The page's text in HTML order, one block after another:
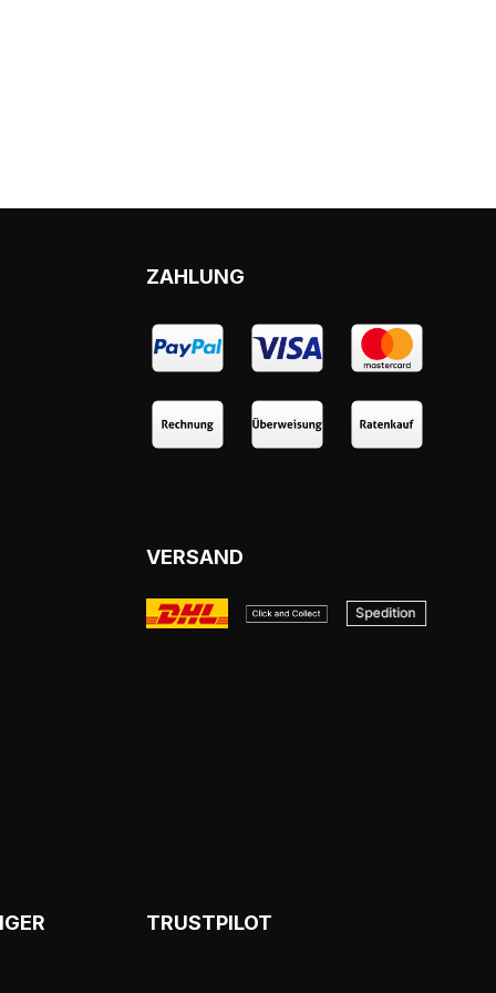
ZAHLUNG
VERSAND
TRUSTPILOT